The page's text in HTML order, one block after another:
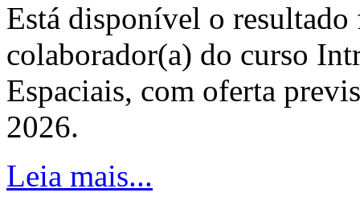
Está disponível o resultado
colaborador(a) do curso
Espaciais, com oferta
2026.
Leia mais...